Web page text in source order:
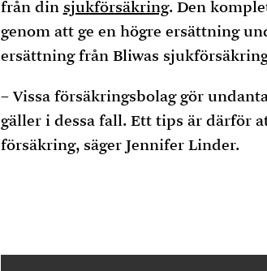
från dinsjukförsäkring. Den
genom att ge en högre ersättning
ersättning från Bliwas
– Vissa försäkringsbolag gör
gäller i dessa fall. Ett tips är därför
försäkring, säger Jennifer Linder.